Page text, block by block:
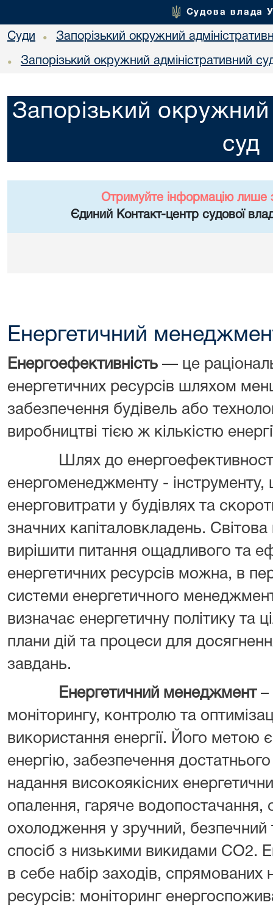
Судова влада
Суди • Запорізький окружний
• Запорізький окружний адміністративний
Запорізький окружний
суд
Отримуйте інформацію лише
Єдиний Контакт-центр судової
Енергетичний
Енергоефективність — це
енергетичних ресурсів шляхом
забезпечення будівель або
виробництві тією ж кількістю
Шлях до енергоефективності
енергоменеджменту - інструменту,
енерговитрати у будівлях та
значних капіталовкладень.
вирішити питання ощадливого та
енергетичних ресурсів можна, в
системи енергетичного
визначає енергетичну політику та
плани дій та процеси для
завдань.
Енергетичний менеджмент–
моніторингу, контролю та
використання енергії. Його метою
енергію, забезпечення достатнього
надання високоякісних
опалення, гаряче водопостачання,
охолодження у зручний, безпечний
спосіб з низькими викидами CO2.
в себе набір заходів, спрямованих
ресурсів: моніторинг